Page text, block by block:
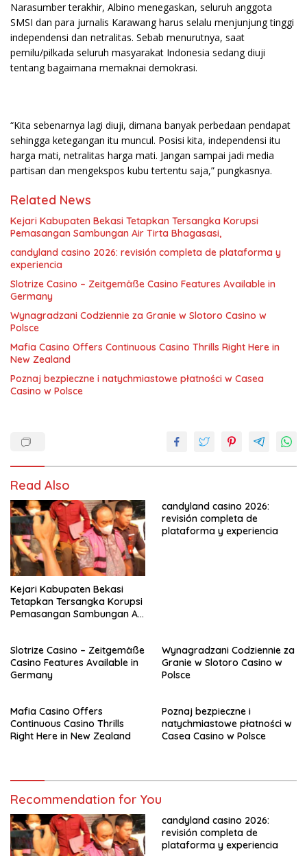
Narasumber terakhir, Albino menegaskan, seluruh anggota
SMSI dan para jurnalis Karawang harus selalu menjunjung tinggi
independensi dan netralitas. Sebab menurutnya, saat
pemilu/pilkada seluruh masyarakat Indonesia sedang diuji
tentang bagaimana memaknai demokrasi.
“Kita sebenarnya lagi diuji, dimana banyak perbedaan pendapat
sehingga ketegangan itu muncul. Posisi kita, independensi itu
harga mati, netralitas harga mati. Jangan sampai jadi media
partisan dan mengekspos kubu tertentu saja,” pungkasnya.
Related News
Kejari Kabupaten Bekasi Tetapkan Tersangka Korupsi
Pemasangan Sambungan Air Tirta Bhagasasi,
candyland casino 2026: revisión completa de plataforma y
experiencia
Slotrize Casino – Zeitgemäße Casino Features Available in
Germany
Wynagradzani Codziennie za Granie w Slotoro Casino w
Polsce
Mafia Casino Offers Continuous Casino Thrills Right Here in
New Zealand
Poznaj bezpieczne i natychmiastowe płatności w Casea
Casino w Polsce
Read Also
Kejari Kabupaten Bekasi
Tetapkan Tersangka Korupsi
Pemasangan Sambungan Air
candyland casino 2026:
revisión completa de
plataforma y experiencia
Slotrize Casino – Zeitgemäße
Casino Features Available in
Germany
Wynagradzani Codziennie za
Granie w Slotoro Casino w
Polsce
Mafia Casino Offers
Continuous Casino Thrills
Right Here in New Zealand
Poznaj bezpieczne i
natychmiastowe płatności w
Casea Casino w Polsce
Recommendation for You
candyland casino 2026:
revisión completa de
plataforma y experiencia